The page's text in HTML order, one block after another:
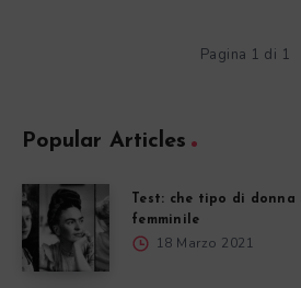
Pagina 1 di 1
Popular Articles
Test: che tipo di donna
femminile
18 Marzo 2021